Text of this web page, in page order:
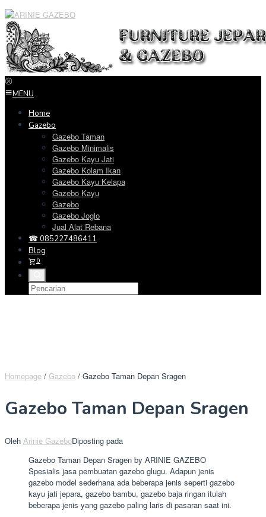
Loncat
ke
konten
MENU
Home
Gazebo
Gazebo Taman
Gazebo Minimalis
Gazebo Kayu Jati
Gazebo Kolam Ikan
Gazebo Kayu Kelapa
Gazebo Kayu
Gazebo
Gazebo Joglo
Jual Alat Rebana
☎ 085227486411
Blog
0
Homepage / Gazebo / Gazebo Taman Depan Sragen
Gazebo Taman Depan Sragen
Oleh Arinie GazeboDiposting pada
Gazebo Taman Depan Sragen by ARINIE GAZEBO
Spesialis jasa pembuatan gazebo glugu. Adapun jenis
gazebo model sederhana ada beberapa jenis seperti gazebo
kayu jati jepara, gazebo bambu, gazebo baja ringan itulah
beberapa jenis yang gazebo paling laris di pasaran saat ini.